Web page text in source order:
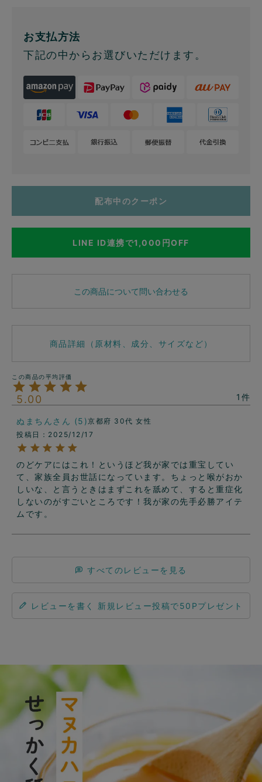
お支払方法
下記の中からお選びいただけます。
配布中のクーポン
LINE ID連携で1,000円OFF
この商品について問い合わせる
商品詳細（原材料、成分、サイズなど）
5.00 1
ぬまちん 5 京都府 30代 女性
投稿日
2025/12/17
のどケアにはこれ！というほど我が家では重宝してい
て、家族全員お世話になっています。ちょっと喉がおか
しいな、と言うときはまずこれを舐めて、すると重症化
しないのがすごいところです！我が家の先手必勝アイテ
ムです。
すべてのレビューを見る
レビューを書く